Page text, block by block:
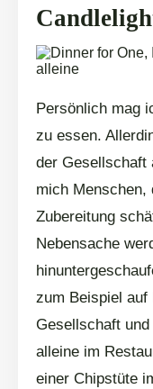
Persönlich mag
zu essen.
der Gesellschaft
mich Menschen,
Zubereitung
Nebensache
zum Beispiel auf
Gesellschaft
alleine im
einer Chipstüte